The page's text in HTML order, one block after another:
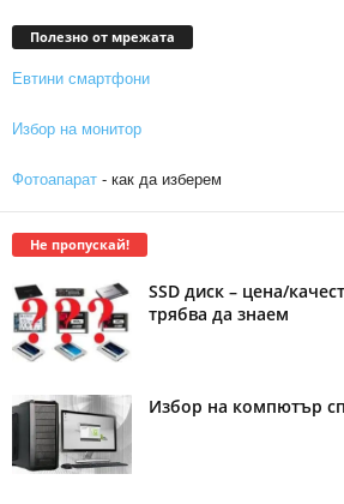
Полезно от мрежата
Евтини смартфони
Избор на монитор
Фотоапарат - как да изберем
Не пропускай!
SSD диск – цена/
трябва да знаем
Избор на компютър